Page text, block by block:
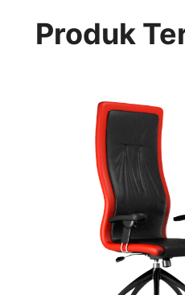
Produk